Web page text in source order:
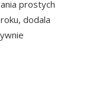
prostych
dodala